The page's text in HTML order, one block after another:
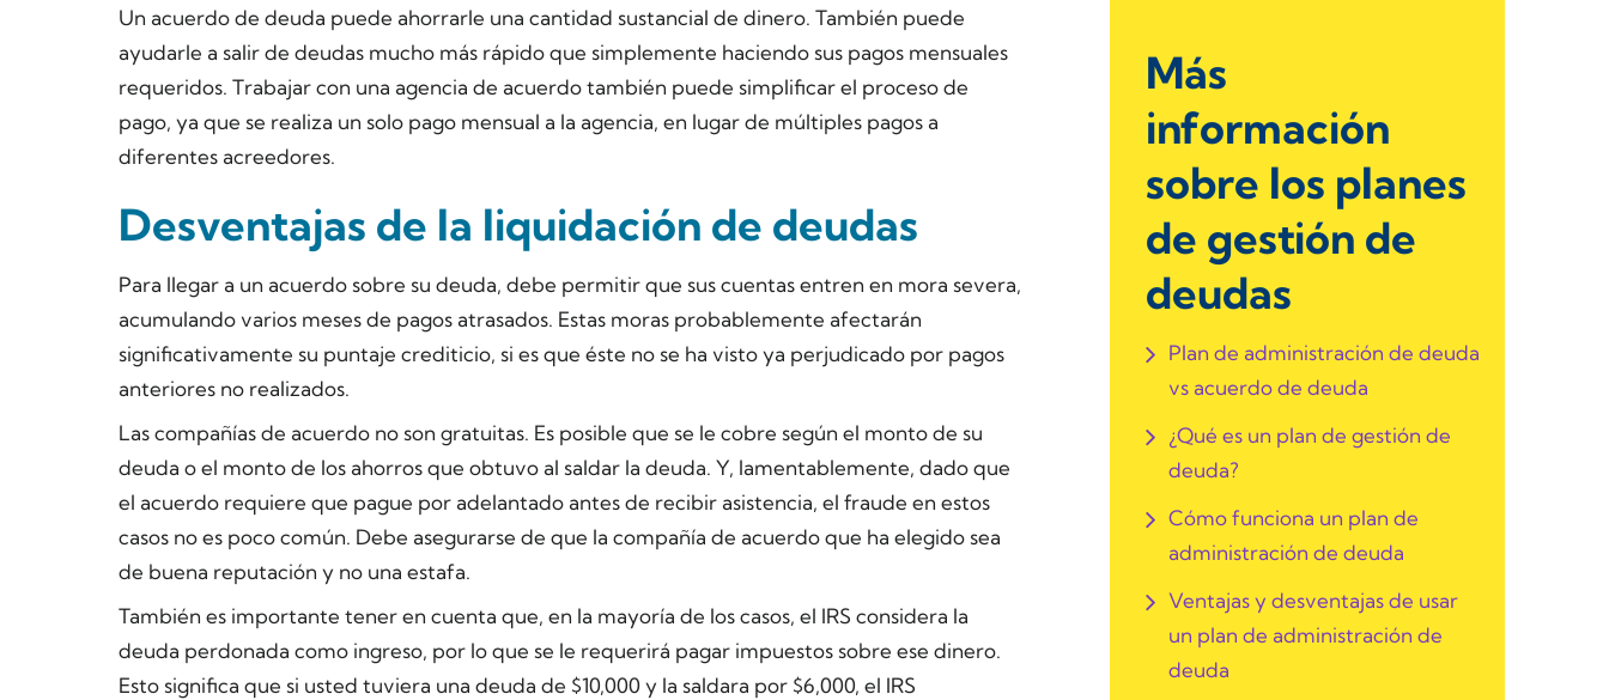
Un acuerdo de deuda puede ahorrarle una cantidad sustancial de dinero. También puede
ayudarle a salir de deudas mucho más rápido que simplemente haciendo sus pagos mensuales
requeridos. Trabajar con una agencia de acuerdo también puede simplificar el proceso de
pago, ya que se realiza un solo pago mensual a la agencia, en lugar de múltiples pagos a
diferentes acreedores.
Desventajas de la liquidación de deudas
Para llegar a un acuerdo sobre su deuda, debe permitir que sus cuentas entren en mora severa,
acumulando varios meses de pagos atrasados. Estas moras probablemente afectarán
significativamente su puntaje crediticio, si es que éste no se ha visto ya perjudicado por pagos
anteriores no realizados.
Las compañías de acuerdo no son gratuitas. Es posible que se le cobre según el monto de su
deuda o el monto de los ahorros que obtuvo al saldar la deuda. Y, lamentablemente, dado que
el acuerdo requiere que pague por adelantado antes de recibir asistencia, el fraude en estos
casos no es poco común. Debe asegurarse de que la compañía de acuerdo que ha elegido sea
de buena reputación y no una estafa.
También es importante tener en cuenta que, en la mayoría de los casos, el IRS considera la
deuda perdonada como ingreso, por lo que se le requerirá pagar impuestos sobre ese dinero.
Esto significa que si usted tuviera una deuda de $10,000 y la saldara por $6,000, el IRS
Más
información
sobre los planes
de gestión de
deudas
Plan de administración de deuda
vs acuerdo de deuda
¿Qué es un plan de gestión de
deuda?
Cómo funciona un plan de
administración de deuda
Ventajas y desventajas de usar
un plan de administración de
deuda